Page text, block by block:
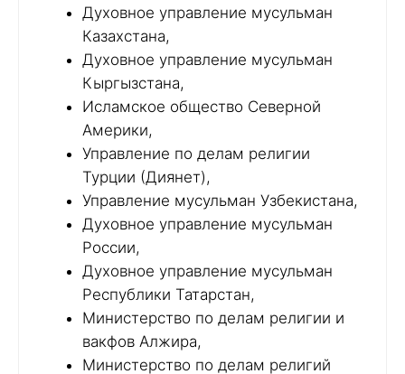
Духовное управление мусульман
Казахстана,
Духовное управление мусульман
Кыргызстана,
Исламское общество Северной
Америки,
Управление по делам религии
Турции (Диянет),
Управление мусульман Узбекистана,
Духовное управление мусульман
России,
Духовное управление мусульман
Республики Татарстан,
Министерство по делам религии и
вакфов Алжира,
Министерство по делам религий